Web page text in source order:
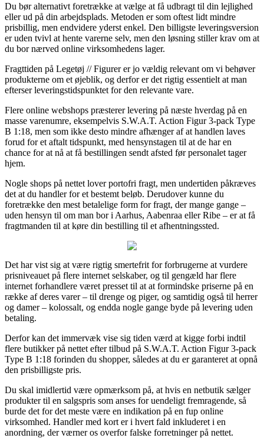
Du bør alternativt foretrække at vælge at få udbragt til din lejlighed
eller ud på din arbejdsplads. Metoden er som oftest lidt mindre
prisbillig, men endvidere yderst enkel. Den billigste leveringsversion
er uden tvivl at hente varerne selv, men den løsning stiller krav om at
du bor nærved online virksomhedens lager.
Fragttiden på Legetøj // Figurer er jo vældig relevant om vi behøver
produkterne om et øjeblik, og derfor er det rigtig essentielt at man
efterser leveringstidspunktet for den relevante vare.
Flere online webshops præsterer levering på næste hverdag på en
masse varenumre, eksempelvis S.W.A.T. Action Figur 3-pack Type
B 1:18, men som ikke desto mindre afhænger af at handlen laves
forud for et aftalt tidspunkt, med hensynstagen til at de har en
chance for at nå at få bestillingen sendt afsted før personalet tager
hjem.
Nogle shops på nettet lover portofri fragt, men undertiden påkræves
det at du handler for et bestemt beløb. Derudover kunne du
foretrække den mest betalelige form for fragt, der mange gange –
uden hensyn til om man bor i Aarhus, Aabenraa eller Ribe – er at få
fragtmanden til at køre din bestilling til et afhentningssted.
Det har vist sig at være rigtig smertefrit for forbrugerne at vurdere
prisniveauet på flere internet selskaber, og til gengæld har flere
internet forhandlere været presset til at at formindske priserne på en
række af deres varer – til drenge og piger, og samtidig også til herrer
og damer – kolossalt, og endda nogle gange byde på levering uden
betaling.
Derfor kan det immervæk vise sig tiden værd at kigge forbi indtil
flere butikker på nettet efter tilbud på S.W.A.T. Action Figur 3-pack
Type B 1:18 forinden du shopper, således at du er garanteret at opnå
den prisbilligste pris.
Du skal imidlertid være opmærksom på, at hvis en netbutik sælger
produkter til en salgspris som anses for uendeligt fremragende, så
burde det for det meste være en indikation på en fup online
virksomhed. Handler med kort er i hvert fald inkluderet i en
anordning, der værner os overfor falske forretninger på nettet.